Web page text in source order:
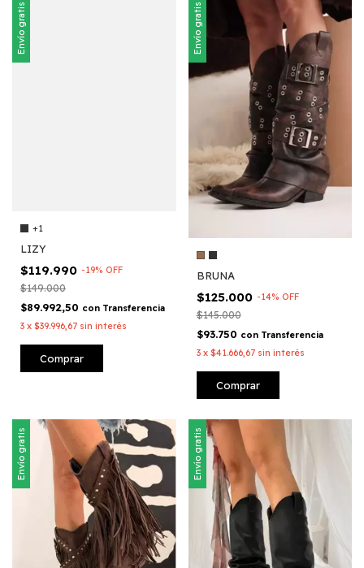
Envío gratis
+1
LIZY
$119.990 -19% OFF
$149.000
$89.992,50 con Transferencia
3 x $39.996,67 sin interés
Comprar
Envío gratis
BRUNA
$125.000 -14% OFF
$145.000
$93.750 con Transferencia
3 x $41.666,67 sin interés
Comprar
Envío gratis Envío gratis